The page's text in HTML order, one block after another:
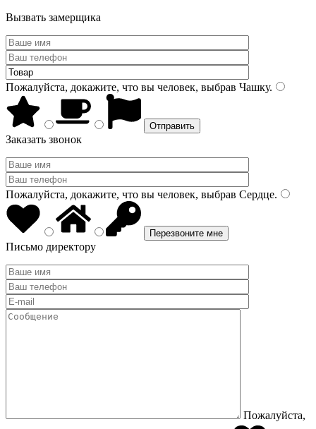
Вызвать замерщика
Пожалуйста, докажите, что вы человек, выбрав Чашку.
Заказать звонок
Пожалуйста, докажите, что вы человек, выбрав Сердце.
Письмо директору
Пожалуйста,